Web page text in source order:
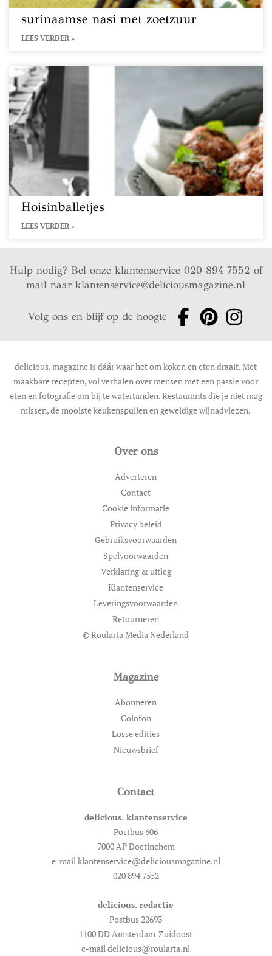
surinaamse nasi met zoetzuur
LEES VERDER »
Hoisinballetjes
LEES VERDER »
Hulp nodig? Bel onze klantenservice 020 894 7552 of
mail naarklantenservice@deliciousmagazine.nl
Volg ons en blijf op de hoogte
delicious. magazine is dáár waar het om koken en eten draait. Met
maakbare recepten, vol verhalen over mensen met een passie voor
eten en fotografie om bij te watertanden. Restaurants die je niet mag
missen, de mooiste keukenspullen en geweldige wijnadviezen.
Over ons
Adverteren
Contact
Cookie informatie
Privacy beleid
Gebruiksvoorwaarden
Spelvoorwaarden
Verklaring & uitleg
Klantenservice
Leveringsvoorwaarden
Retourneren
© Roularta Media Nederland
Magazine
Abonneren
Colofon
Losse edities
Nieuwsbrief
Contact
delicious. klantenservice
Postbus 606
7000 AP Doetinchem
e-mail klantenservice@deliciousmagazine.nl
020 894 7552
delicious. redactie
Postbus 22693
1100 DD Amsterdam-Zuidoost
e-mail delicious@roularta.nl